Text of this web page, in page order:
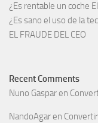
¿Es rentable un coche
¿Es sano el uso de la
EL FRAUDE DEL CEO
Recent Comments
Nuno Gaspar en
NandoAgar en